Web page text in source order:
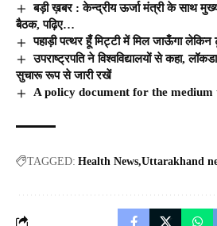
बड़ी ख़बर : केन्द्रीय ऊर्जा मंत्री के साथ
बैठक, पढ़िए…
पहाड़ी पत्थर हूँ मिट्टी में मिल जाऊँगा लेकिन
उपराष्ट्रपति ने विश्वविद्यालयों से कहा,
सुचारू रूप से जारी रखें
A policy document for the
TAGGED: Health News Uttarakhand